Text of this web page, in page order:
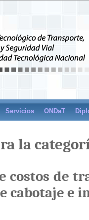
Servicios ONDaT
la
costos de
cabotaje e